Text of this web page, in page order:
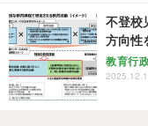
不登校
方向性
教育行